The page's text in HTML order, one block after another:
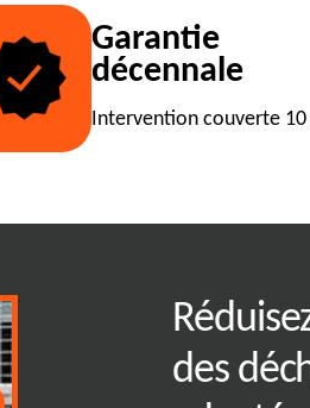
Garantie
décennale
Intervention couverte 10
des